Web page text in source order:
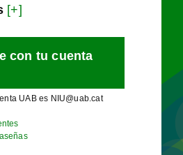
[+]
con tu cuenta
UAB es NIU@uab.cat